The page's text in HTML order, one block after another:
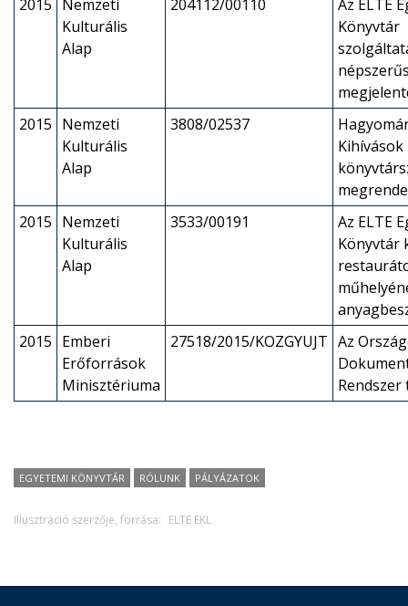
2015 Nemzeti
Kulturális
Alap
204112/00110
Az ELTE
Könyvtár
2015 Nemzeti
Kulturális
Alap
3808/02537
Kihívások
2015 Nemzeti
Kulturális
Alap
3533/00191
Az ELTE
Könyvtár
2015 Emberi
Erőforrások
Minisztériuma
27518/2015/KOZGYUJT Az
EGYETEMI KÖNYVTÁR RÓLUNK PÁLYÁZATOK
Illusztráció szerzője, forrása: ELTE EKL